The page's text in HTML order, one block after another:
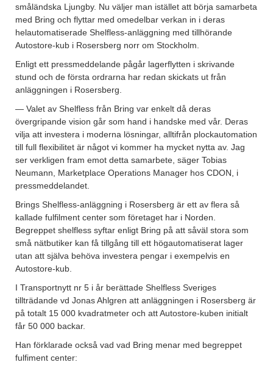
småländska Ljungby. Nu väljer man istället att börja samarbeta
med Bring och flyttar med omedelbar verkan in i deras
helautomatiserade Shelfless-anläggning med tillhörande
Autostore-kub i Rosersberg norr om Stockholm.
Enligt ett pressmeddelande pågår lagerflytten i skrivande
stund och de första ordrarna har redan skickats ut från
anläggningen i Rosersberg.
— Valet av Shelfless från Bring var enkelt då deras
övergripande vision går som hand i handske med vår. Deras
vilja att investera i moderna lösningar, alltifrån plockautomation
till full flexibilitet är något vi kommer ha mycket nytta av. Jag
ser verkligen fram emot detta samarbete, säger Tobias
Neumann, Marketplace Operations Manager hos CDON, i
pressmeddelandet.
Brings Shelfless-anläggning i Rosersberg är ett av flera så
kallade fulfilment center som företaget har i Norden.
Begreppet shelfless syftar enligt Bring på att såväl stora som
små nätbutiker kan få tillgång till ett högautomatiserat lager
utan att själva behöva investera pengar i exempelvis en
Autostore-kub.
I Transportnytt nr 5 i år berättade Shelfless Sveriges
tillträdande vd Jonas Ahlgren att anläggningen i Rosersberg är
på totalt 15 000 kvadratmeter och att Autostore-kuben initialt
får 50 000 backar.
Han förklarade också vad vad Bring menar med begreppet
fulfiment center: